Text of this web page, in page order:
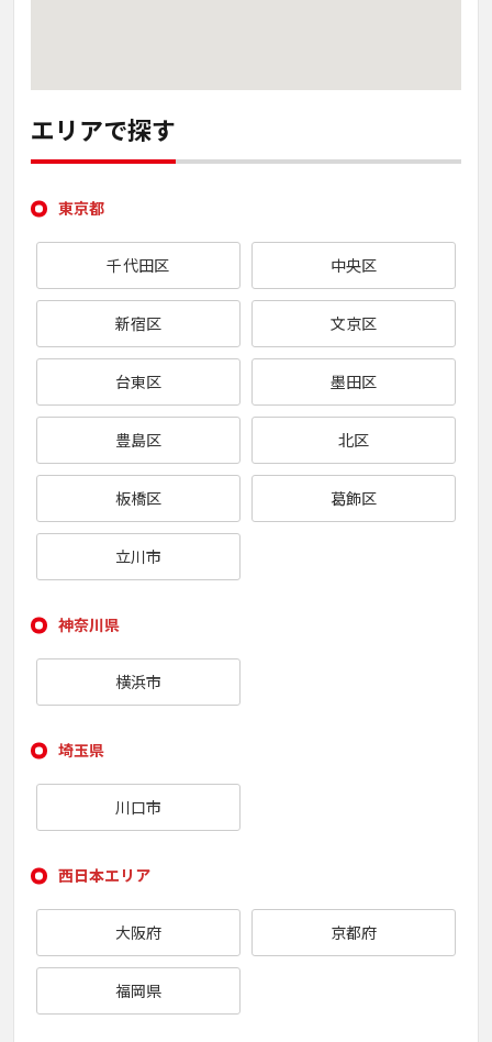
エリアで探す
東京都
千代田区 中央区
新宿区 文京区
台東区 墨田区
豊島区 北区
板橋区 葛飾区
立川市
神奈川県
横浜市
埼玉県
川口市
西日本エリア
大阪府 京都府
福岡県